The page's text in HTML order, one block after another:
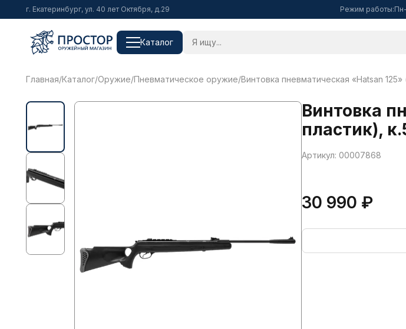
г. Екатеринбург, ул. 40 лет Октября, д.29 Режим работы:
Каталог
Главная/Каталог/Оружие/Пневматическое оружие/Винтовка пневматическая «Hatsan
Винтовка
пластик),
Артикул: 00007868
30 990 ₽